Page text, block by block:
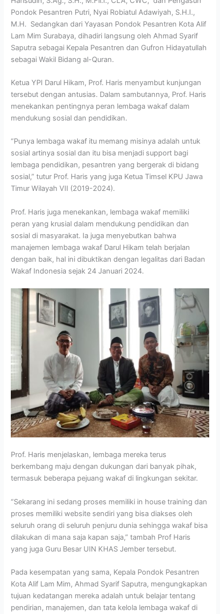
Pondok Pesantren Putri, Nyai Robiatul Adawiyah, S.H.I.,
M.H. Sedangkan dari Yayasan Pondok Pesantren Kota Alif
Lam Mim Surabaya, dihadiri langsung oleh Ahmad Syarif
Saputra sebagai Kepala Pesantren dan Gufron Hidayatullah
sebagai Wakil Bidang al-Quran.
Ketua YPI Darul Hikam, Prof. Haris menyambut kunjungan
tersebut dengan antusias. Dalam sambutannya, Prof. Haris
menekankan pentingnya peran lembaga wakaf dalam
mendukung sosial dan pendidikan.
“Punya lembaga wakaf itu memang misinya adalah untuk
sosial artinya sosial dan itu bisa menjadi support bagi
lembaga pendidikan, pesantren yang bergerak di bidang
sosial,” tutur Prof. Haris yang juga Ketua Timsel KPU Jawa
Timur Wilayah VII (2019-2024).
Prof. Haris juga menekankan, lembaga wakaf memiliki
peran yang krusial dalam mendukung pendidikan dan
sosial di masyarakat. Ia juga menyebutkan bahwa
manajemen lembaga wakaf Darul Hikam telah berjalan
dengan baik, hal ini dibuktikan dengan legalitas dari Badan
Wakaf Indonesia sejak 24 Januari 2024.
Prof. Haris menjelaskan, lembaga mereka terus
berkembang maju dengan dukungan dari banyak pihak,
termasuk beberapa pejuang wakaf di lingkungan sekitar.
“Sekarang ini sedang proses memiliki in house training dan
proses memiliki website sendiri yang bisa diakses oleh
seluruh orang di seluruh penjuru dunia sehingga wakaf bisa
dilakukan di mana saja kapan saja,” tambah Prof Haris
yang juga Guru Besar UIN KHAS Jember tersebut.
Pada kesempatan yang sama, Kepala Pondok Pesantren
Kota Alif Lam Mim, Ahmad Syarif Saputra, mengungkapkan
tujuan kedatangan mereka adalah untuk belajar tentang
pendirian, manajemen, dan tata kelola lembaga wakaf di